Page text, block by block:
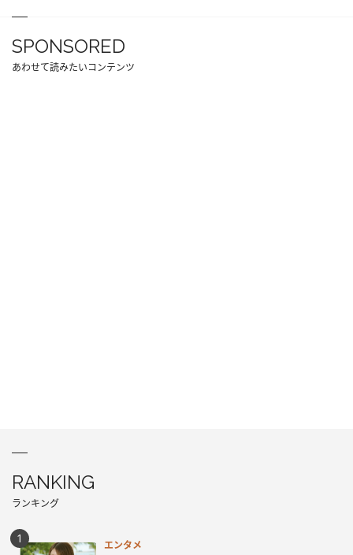
SPONSORED
あわせて読みたいコンテンツ
RANKING
ランキング
エンタメ